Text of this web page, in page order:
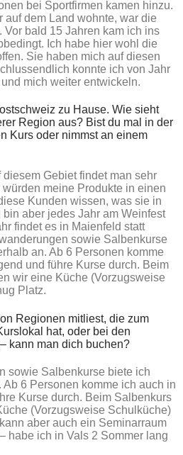
bei Sportfirmen kamen hinzu.
auf dem Land wohnte, war die
Vor bald 15 Jahren kam ich ins
Ich habe hier wohl die
Sie haben mich auf diesen
konnte ich von Jahr
mich weiter entwickeln.
zu Hause. Wie sieht
Region aus? Bist du mal in der
Kurs oder nimmst an einem
Gebiet findet man sehr
meine Produkte in einen
Kunden wissen, was sie in
aber jedes Jahr am Weinfest
findet es in Maienfeld statt
sowie Salbenkurse
an. Ab 6 Personen komme
und führe Kurse durch. Beim
wir eine Küche (Vorzugsweise
Platz.
Regionen mitliest, die zum
hat, oder bei den
kann man dich buchen?
sowie Salbenkurse biete ich
6 Personen komme ich auch in
Kurse durch. Beim Salbenkurs
(Vorzugsweise Schulküche)
aber auch ein Seminarraum
habe ich in Vals 2 Sommer lang